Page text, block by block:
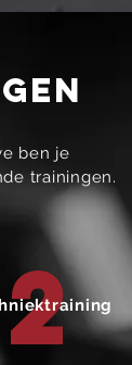
ben je
trainingen.
2